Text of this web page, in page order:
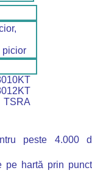
picior
peste 4.000
pe hartă prin